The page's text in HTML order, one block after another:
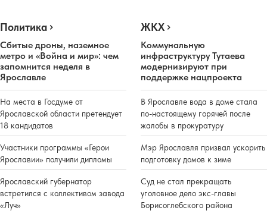
Политика
Сбитые дроны, наземное
метро и «Война и мир»: чем
запомнится неделя в
Ярославле
На места в Госдуме от
Ярославской области претендует
18 кандидатов
Участники программы «Герои
Ярославии» получили дипломы
Ярославский губернатор
встретился с коллективом завода
«Луч»
ЖКХ
Коммунальную
инфраструктуру Тутаева
модернизируют при
поддержке нацпроекта
В Ярославле вода в доме стала
по-настоящему горячей после
жалобы в прокуратуру
Мэр Ярославля призвал ускорить
подготовку домов к зиме
Суд не стал прекращать
уголовное дело экс-главы
Борисоглебского района